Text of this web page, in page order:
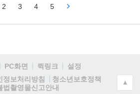
2 3 4 5
PC화면 퀵링크
설정
정보처리방침
청소년보호정책
법촬영물신고안내
▲